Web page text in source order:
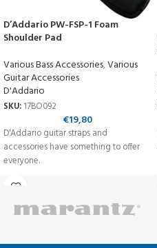
D’Addario PW-FSP-1 Foam
Shoulder Pad
Various Bass Accessories,Various
Guitar Accessories
D'Addario
SKU: 17BO092
€19,80
D'Addario guitar straps and
accessories have something to offer
everyone.